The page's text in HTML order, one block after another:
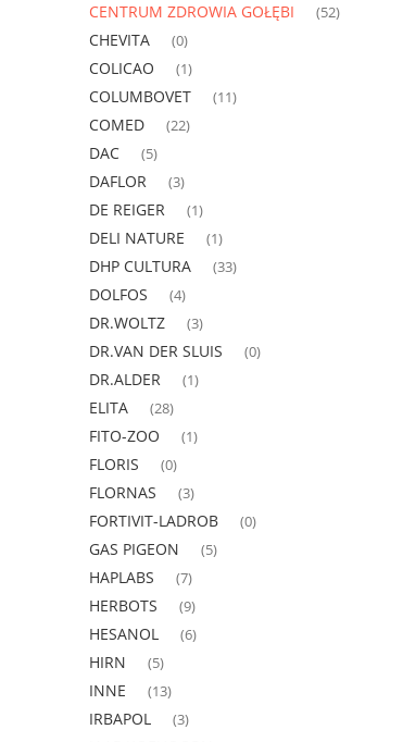
CENTRUM ZDROWIA GOŁĘBI (52)
CHEVITA (0)
COLICAO (1)
COLUMBOVET (11)
COMED (22)
DAC (5)
DAFLOR (3)
DE REIGER (1)
DELI NATURE (1)
DHP CULTURA (33)
DOLFOS (4)
DR.WOLTZ (3)
DR.VAN DER SLUIS (0)
DR.ALDER (1)
ELITA (28)
FITO-ZOO (1)
FLORIS (0)
FLORNAS (3)
FORTIVIT-LADROB (0)
GAS PIGEON (5)
HAPLABS (7)
HERBOTS (9)
HESANOL (6)
HIRN (5)
INNE (13)
IRBAPOL (3)